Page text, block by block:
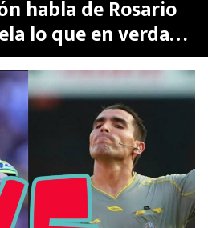
habla de Rosario
lo que en verdad